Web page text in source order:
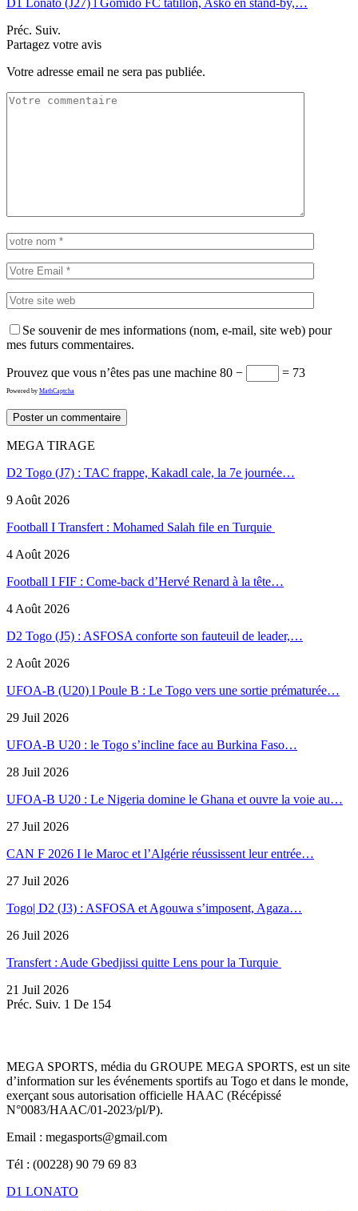
Préc. Suiv.
Partagez votre avis
Votre adresse email ne sera pas publiée.
Se souvenir de mes informations (nom, e-mail, site web) pour
mes futurs commentaires.
Prouvez que vous n’êtes pas une machine 80 − = 73
Powered by MathCaptcha
MEGA TIRAGE
D2 Togo (J7) : TAC frappe, Kakadl cale, la 7e journée…
9 Août 2026
Football I Transfert : Mohamed Salah file en Turquie
4 Août 2026
Football I FIF : Come-back d’Hervé Renard à la tête…
4 Août 2026
D2 Togo (J5) : ASFOSA conforte son fauteuil de leader,…
2 Août 2026
UFOA-B (U20) l Poule B : Le Togo vers une sortie prématurée…
29 Juil 2026
UFOA-B U20 : le Togo s’incline face au Burkina Faso…
28 Juil 2026
UFOA-B U20 : Le Nigeria domine le Ghana et ouvre la voie au…
27 Juil 2026
CAN F 2026 I le Maroc et l’Algérie réussissent leur entrée…
27 Juil 2026
Togo| D2 (J3) : ASFOSA et Agouwa s’imposent, Agaza…
26 Juil 2026
Transfert : Aude Gbedjissi quitte Lens pour la Turquie
21 Juil 2026
Préc. Suiv. 1 De 154
MEGA SPORTS, média du GROUPE MEGA SPORTS, est un site
d’information sur les événements sportifs au Togo et dans le monde,
exerçant sous autorisation officielle HAAC (Récépissé
N°0083/HAAC/01-2023/pl/P).
Email : megasports@gmail.com
Tél : (00228) 90 79 69 83
D1 LONATO